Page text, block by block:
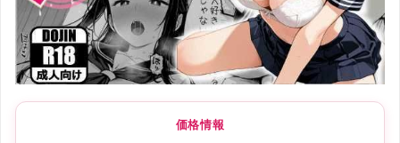
価格情報